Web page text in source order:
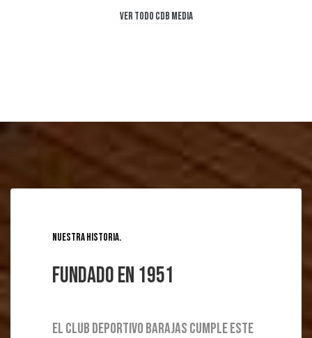
Ver todo CDB Media
Nuestra historia
Fundado en 1951
El Club Deportivo Barajas cumple este